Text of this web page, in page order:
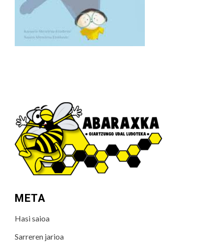
META
Hasi saioa
Sarreren jarioa